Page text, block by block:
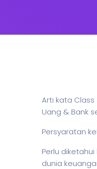
Arti kata Class
Uang & Bank
Persyaratan
Perlu
dunia